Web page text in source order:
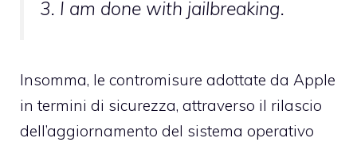
3. I am done with jailbreaking.
Insomma, le contromisure adottate da Apple
in termini di sicurezza, attraverso il rilascio
dell’aggiornamento del sistema operativo